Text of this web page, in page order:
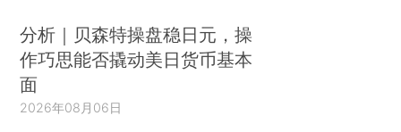
分析｜贝森特操盘稳日元，操
作巧思能否撬动美日货币基本
面
2026年08月06日